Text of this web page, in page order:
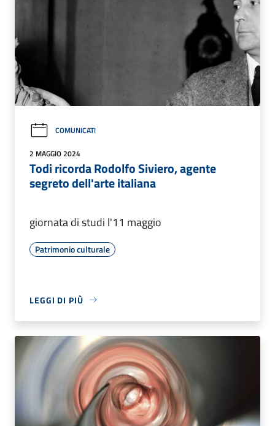
COMUNICATI
2 MAGGIO 2024
Todi ricorda Rodolfo Siviero, agente
segreto dell'arte italiana
giornata di studi l'11 maggio
Patrimonio culturale
LEGGI DI PIÙ